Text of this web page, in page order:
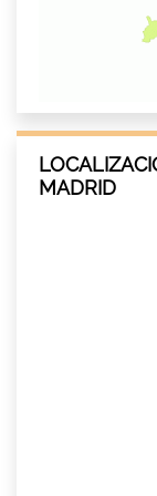
MADRID